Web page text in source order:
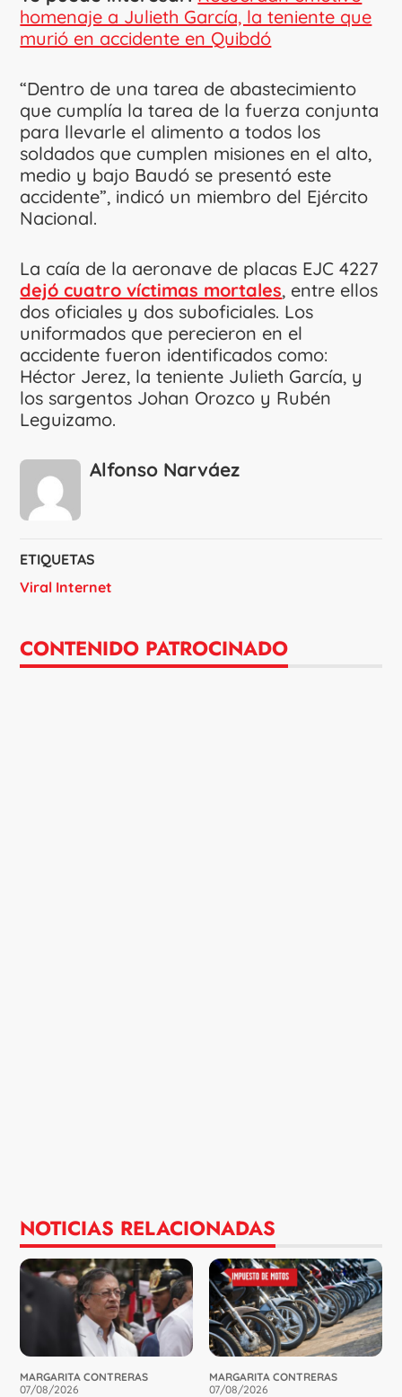
homenaje a Julieth García, la teniente que
murió en accidente en Quibdó
“Dentro de una tarea de abastecimiento
que cumplía la tarea de la fuerza conjunta
para llevarle el alimento a todos los
soldados que cumplen misiones en el alto,
medio y bajo Baudó se presentó este
accidente”, indicó un miembro del Ejército
Nacional.
La caía de la aeronave de placas EJC 4227
dejó cuatro víctimas mortales, entre ellos
dos oficiales y dos suboficiales. Los
uniformados que perecieron en el
accidente fueron identificados como:
Héctor Jerez, la teniente Julieth García, y
los sargentos Johan Orozco y Rubén
Leguizamo.
Alfonso Narváez
ETIQUETAS
Viral Internet
CONTENIDO PATROCINADO
NOTICIAS RELACIONADAS
MARGARITA CONTRERAS
07/08/2026
MARGARITA CONTRERAS
07/08/2026